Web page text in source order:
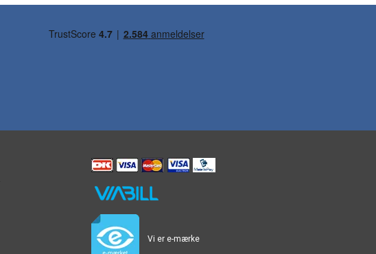
Vi er e-mærke